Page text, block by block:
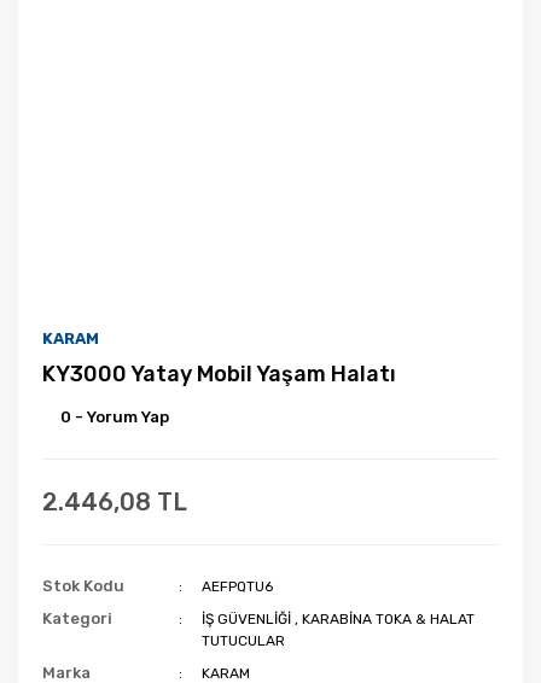
KARAM
KY3000 Yatay Mobil Yaşam Halatı
0 - Yorum Yap
2.446,08 TL
Stok Kodu AEFPQTU6
Kategori İŞ GÜVENLİĞİ ,KARABİNA TOKA & HALAT
TUTUCULAR
Marka KARAM